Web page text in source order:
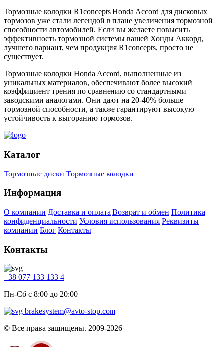
Тормозные колодки R1concepts Honda Accord для дисковых
тормозов уже стали легендой в плане увеличения тормозной
способности автомобилей. Если вы желаете повысить
эффективность тормозной системы вашей Хонды Аккорд,
лучшего вариант, чем продукция R1concepts, просто не
существует.
Тормозные колодки Honda Accord, выполненные из
уникальных материалов, обеспечивают более высокий
коэффициент трения по сравнению со стандартными
заводскими аналогами. Они дают на 20-40% больше
тормозной способности, а также гарантируют высокую
устойчивость к выгоранию тормозов.
Каталог
Тормозные диски Тормозные колодки
Информация
О компании Доставка и оплата Возврат и обмен Политика
конфиденциальности Условия использования Реквизиты
компании Блог Контакты
Контакты
+38 077 133 133 4
Пн-Сб с 8:00 до 20:00
brakesystem@avto-stop.com
© Все права защищены. 2009-2026